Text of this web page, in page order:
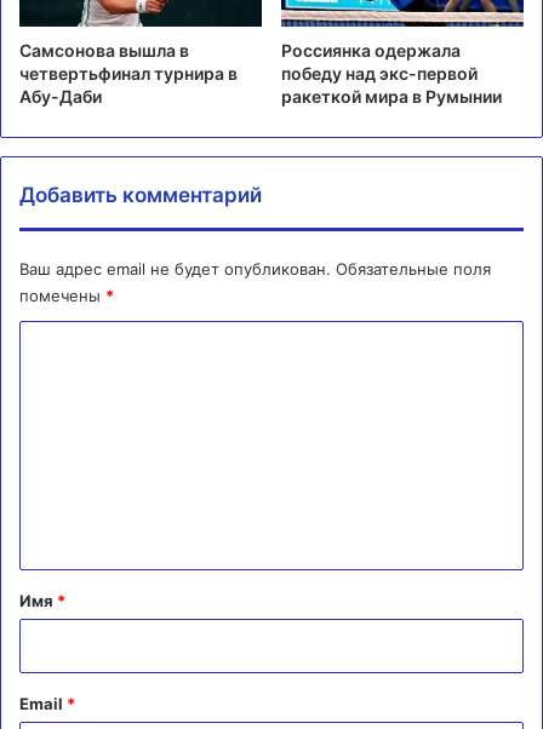
Самсонова вышла в
четвертьфинал турнира в
Абу-Даби
Россиянка одержала
победу над экс-первой
ракеткой мира в Румынии
Добавить комментарий
Ваш адрес email не будет опубликован. Обязательные поля
помечены *
а
й
Имя *
Email *